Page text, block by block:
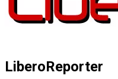
LiberoReporter